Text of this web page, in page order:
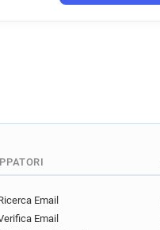
Email
Email